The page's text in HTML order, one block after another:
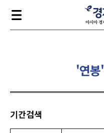
'연봉'
기간검색